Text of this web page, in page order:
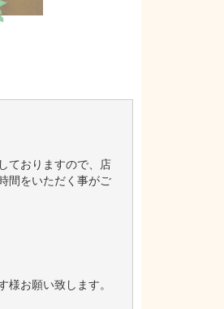
ておりますので、店
間をいただく事がご
お願い致します。